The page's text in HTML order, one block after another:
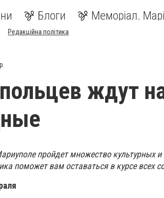
Блоги Меморіал.
Редакційна політика
ждут
пройдет множество культурных
поможет вам оставаться в курсе всех